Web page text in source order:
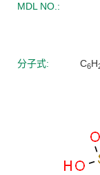
MDL NO.:
分子式: C6H